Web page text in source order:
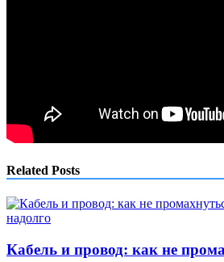
Related Posts
Кабель и провод: как не